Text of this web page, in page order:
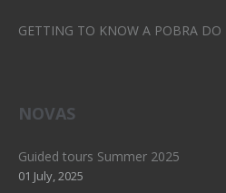
GETTING TO KNOW A POBRA DO
NOVAS
Guided tours Summer 2025
01 July, 2025